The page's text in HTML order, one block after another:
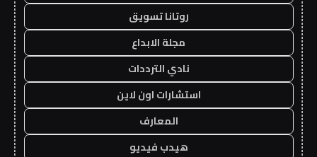
روتانا تسويق
مجلة الابداع
نادي الترددات
استشارات اون لاين
المعارف
هيدب فيديو